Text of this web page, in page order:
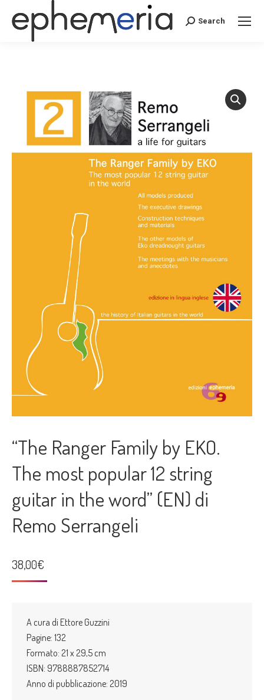
Search:Search
“The Ranger Family by EKO.
The most popular 12 string
guitar in the word” (EN) di
Remo Serrangeli
38,00€
A cura di Ettore Guzzini
Pagine: 132
Formato: 21 x 29,5 cm
ISBN: 9788887852714
Anno di pubblicazione: 2019